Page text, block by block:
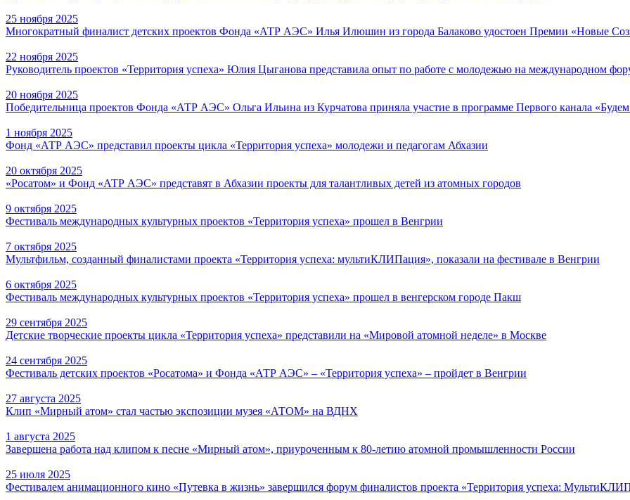
25 ноября 2025
Многократный финалист детских проектов Фонда «АТР АЭС» Илья Илюшин из города Балаково удостоен Премии «Новые
22 ноября 2025
Руководитель проектов «Территория успеха» Юлия Цыганова представила опыт по работе с молодежью на международном
20 ноября 2025
Победительница проектов Фонда «АТР АЭС» Ольга Ильина из Курчатова приняла участие в программе Первого канала
1 ноября 2025
Фонд «АТР АЭС» представил проекты цикла «Территория успеха» молодежи и педагогам Абхазии
20 октября 2025
«Росатом» и Фонд «АТР АЭС» представят в Абхазии проекты для талантливых детей из атомных городов
9 октября 2025
Фестиваль международных культурных проектов «Территория успеха» прошел в Венгрии
7 октября 2025
Мультфильм, созданный финалистами проекта «Территория успеха: мультиКЛИПация», показали на фестивале в Венгрии
6 октября 2025
Фестиваль международных культурных проектов «Территория успеха» прошел в венгерском городе Пакш
29 сентября 2025
Детские творческие проекты цикла «Территория успеха» представили на «Мировой атомной неделе» в Москве
24 сентября 2025
Фестиваль детских проектов «Росатома» и Фонда «АТР АЭС» – «Территория успеха» – пройдет в Венгрии
27 августа 2025
Клип «Мирный атом» стал частью экспозиции музея «АТОМ» на ВДНХ
1 августа 2025
Завершена работа над клипом к песне «Мирный атом», приуроченным к 80-летию атомной промышленности России
25 июля 2025
Фестивалем анимационного кино «Путевка в жизнь» завершился форум финалистов проекта «Территория успеха: